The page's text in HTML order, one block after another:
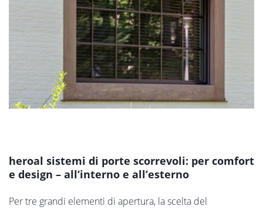
heroal sistemi di porte scorrevoli: per comfort
e design – all’interno e all’esterno
Per tre grandi elementi di apertura, la scelta del